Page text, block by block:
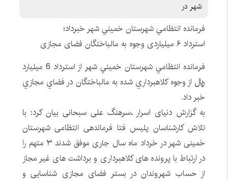
شهر در
فرمانده انتظامي شهرستان خميني شهر خبرداد؛
استرداد ۶ میلیاردی وجوه به مالباختگان فضای مجازی
فرمانده انتظامي شهرستان خميني شهر از استرداد 6 ميليارد
ريال از وجوه کلاهبرداري شده به مالباختگان در فضاي مجازي
خبر داد.
به گزارش دنیای اسرار ،سرهنگ علی سبحانی بیان کرد: با
تلاش کارشناسان پلیس فتا فرماندهی انتظامی شهرستان
خمینی شهر در خرداد ماه سال جاری موفق شدند ۳ متهم را
در ارتباط با پرونده های کلاهبرداری و برداشت های غیر مجاز
از حساب شهروندان در بستر فضای مجازی شناسایی و